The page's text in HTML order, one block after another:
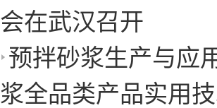
会在武汉召开
预拌砂浆生产与应
浆全品类产品实用